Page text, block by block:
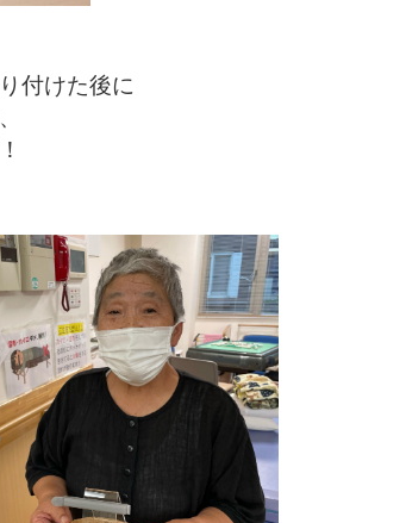
付けた後に